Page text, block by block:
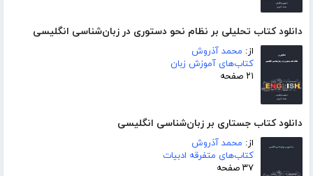
دانلود کتاب تحلیلی بر نظام نحو دستوری در زبان‌شناسی انگلیسی
از: محمد آذروش
کتاب‌های آموزش زبان
۲۱ صفحه
دانلود کتاب جستاری بر زبان‌شناسی انگلیسی
از: محمد آذروش
کتاب‌های متفرقه ادبیات
۳۷ صفحه